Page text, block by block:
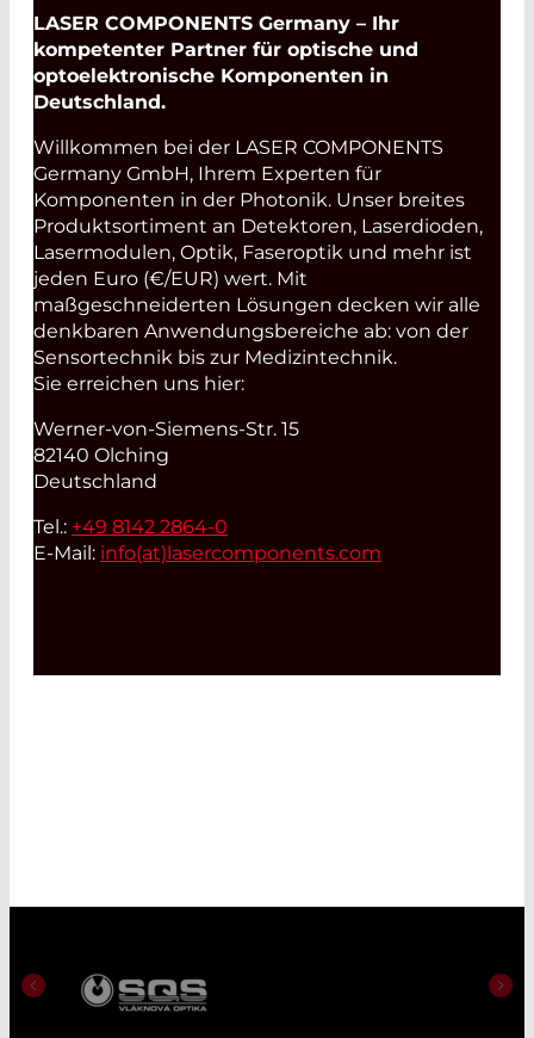
LASER COMPONENTS Germany – Ihr
kompetenter Partner für optische und
optoelektronische Komponenten in
Deutschland.
Willkommen bei der LASER COMPONENTS
Germany GmbH, Ihrem Experten für
Komponenten in der Photonik. Unser breites
Produktsortiment an Detektoren, Laserdioden,
Lasermodulen, Optik, Faseroptik und mehr ist
jeden Euro (€/EUR) wert. Mit
maßgeschneiderten Lösungen decken wir alle
denkbaren Anwendungsbereiche ab: von der
Sensortechnik bis zur Medizintechnik.
Sie erreichen uns hier:
Werner-von-Siemens-Str. 15
82140 Olching
Deutschland
Tel.: +49 8142 2864-0
E-Mail: info(at)lasercomponents.com